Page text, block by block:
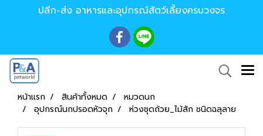
ปลีก-ส่ง อาหารและอุปกรณ์สัตว์เลี้ยงครบวงจร
หน้าแรก สินค้าทั้งหมด
หมวดนก
อุปกรณ์นกปรอดหัวจุก
ห่วงชุดถ้วย_ไม้สัก ชนิดฉลุลาย